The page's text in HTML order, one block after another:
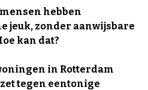
hebben
jeuk, zonder aanwijsbare
kan dat?
in Rotterdam
tegen eentonige